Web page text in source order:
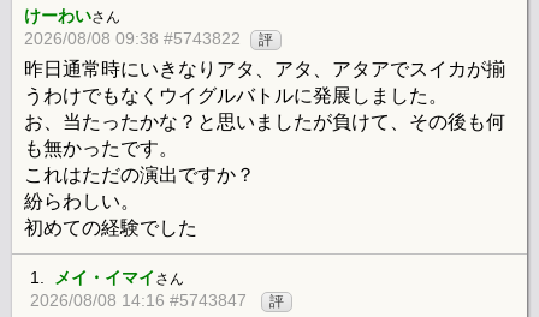
けーわいさん
2026/08/08 09:38 #5743822 評
昨日通常時にいきなりアタ、アタ、アタアでスイカが揃
うわけでもなくウイグルバトルに発展しました。
お、当たったかな？と思いましたが負けて、その後も何
も無かったです。
これはただの演出ですか？
紛らわしい。
初めての経験でした
1. メイ・イマイ さん
2026/08/08 14:16 #5743847 評